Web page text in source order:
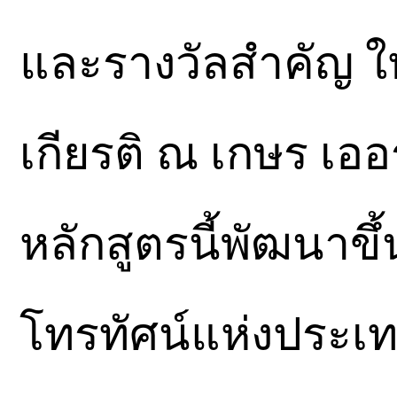
และรางวัลสำคัญ
เกียรติ ณ เกษร เอ
หลักสูตรนี้พัฒนาขึ้
โทรทัศน์แห่งประเ